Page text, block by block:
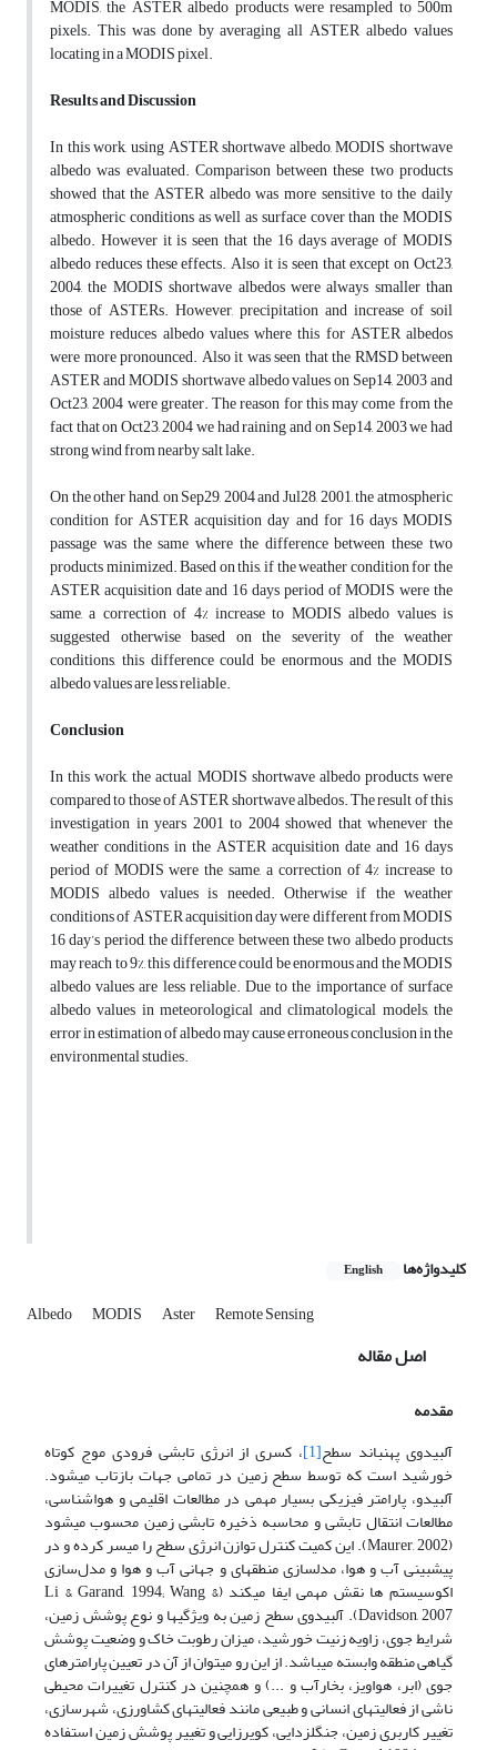
MODIS, the ASTER albedo products were resampled to 500m
pixels. This was done by averaging all ASTER albedo values
locating in a MODIS pixel.
Results and Discussion
In this work, using ASTER shortwave albedo, MODIS shortwave
albedo was evaluated. Comparison between these two products
showed that the ASTER albedo was more sensitive to the daily
atmospheric conditions as well as surface cover than the MODIS
albedo. However it is seen that the 16 days average of MODIS
albedo reduces these effects. Also it is seen that except on Oct23,
2004, the MODIS shortwave albedos were always smaller than
those of ASTERs. However, precipitation and increase of soil
moisture reduces albedo values where this for ASTER albedos
were more pronounced. Also it was seen that the RMSD between
ASTER and MODIS shortwave albedo values on Sep14, 2003 and
Oct23, 2004 were greater. The reason for this may come from the
fact that on Oct23, 2004 we had raining and on Sep14, 2003 we had
strong wind from nearby salt lake.
On the other hand, on Sep29, 2004 and Jul28, 2001, the atmospheric
condition for ASTER acquisition day and for 16 days MODIS
passage was the same where the difference between these two
products minimized. Based on this, if the weather condition for the
ASTER acquisition date and 16 days period of MODIS were the
same, a correction of 4% increase to MODIS albedo values is
suggested otherwise based on the severity of the weather
conditions, this difference could be enormous and the MODIS
albedo values are less reliable.
Conclusion
In this work, the actual MODIS shortwave albedo products were
compared to those of ASTER shortwave albedos. The result of this
investigation in years 2001 to 2004 showed that whenever the
weather conditions in the ASTER acquisition date and 16 days
period of MODIS were the same, a correction of 4% increase to
MODIS albedo values is needed. Otherwise if the weather
conditions of ASTER acquisition day were different from MODIS
16 day’s period, the difference between these two albedo products
may reach to 9%, this difference could be enormous and the MODIS
albedo values are less reliable. Due to the importance of surface
albedo values in meteorological and climatological models, the
error in estimation of albedo may cause erroneous conclusion in the
environmental studies.
کلیدواژه‌ها English
Albedo MODIS Aster Remote Sensing
اصل مقاله
مقدمه
آلبیدوی پهن­باند سطح[1] ، کسری از انرژی تابشی فرودی موج ­کوتاه
خورشید است که توسط سطح زمین در تمامی جهات بازتاب می­شود.
آلبیدو، پارامتر فیزیکی بسیار مهمی در مطالعات اقلیمی و هواشناسی،
مطالعات انتقال تابشی و محاسبه ذخیره­ تابشی زمین محسوب می­شود
(Maurer, 2002). این کمیت کنترل توازن انرژی سطح را میسر کرده و در
پیش­بینی آب و هوا، مدل­سازی­ منطقه­ای و جهانی آب و هوا و مدل‌سازی
اکوسیستم ها نقش مهمی ایفا می­کند (Li & Garand, 1994; Wang &
Davidson, 2007). آلبیدوی سطح زمین به ویژگی­ها و نوع پوشش زمین،
شرایط جوی، زاویه زنیت خورشید، میزان رطوبت خاک و وضعیت پوشش
گیاهی منطقه وابسته می­باشد. از این رو می­توان از آن در تعیین پارامترهای
جوی (ابر، هواویز، بخارآب و ...) و همچنین در کنترل تغییرات محیطی
ناشی از فعالیت­های انسانی و طبیعی مانند فعالیت­های کشاورزی، شهرسازی،
تغییر کاربری زمین، جنگل­زدایی، کویرزایی و تغییر پوشش زمین استفاده